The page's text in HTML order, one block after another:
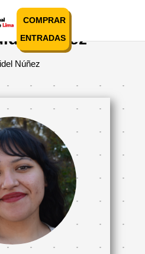
COMPRAR
ENTRADAS
Núñez
Núñez